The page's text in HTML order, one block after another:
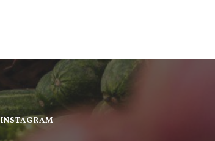
INSTAGRAM